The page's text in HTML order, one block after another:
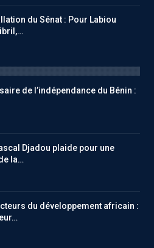
du Sénat : Pour Labiou
de l’indépendance du Bénin :
Djadou plaide pour une
la…
du développement africain :